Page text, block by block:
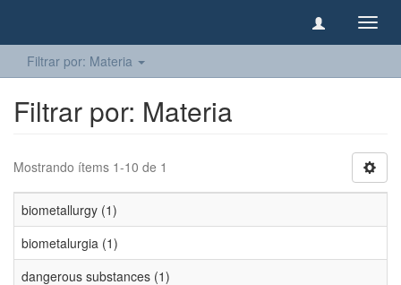
Filtrar por: Materia
Filtrar por: Materia
Mostrando ítems 1-10 de 1
biometallurgy (1)
biometalurgia (1)
dangerous substances (1)